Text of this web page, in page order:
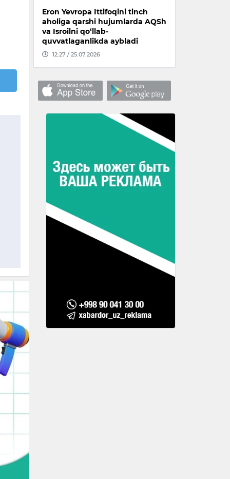
Eron Yevropa Ittifoqini tinch
aholiga qarshi hujumlarda AQSh
va Isroilni qo‘llab-
quvvatlaganlikda aybladi
12:27 / 25.07.2026